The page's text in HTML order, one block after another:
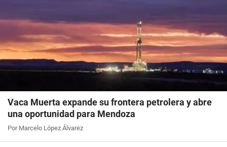
Vaca Muerta expande su frontera petrolera y abre
una oportunidad para Mendoza
Por Marcelo López Álvarez